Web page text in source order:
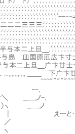
二三三三
本二上旦＿
島Ⅲ皿国原厄広卞
本二上旦＿广卞廿士
＿＿￣下广卞
‐‐‐---
､
,ノ-､
ヽ __＿,ノ
| えーと